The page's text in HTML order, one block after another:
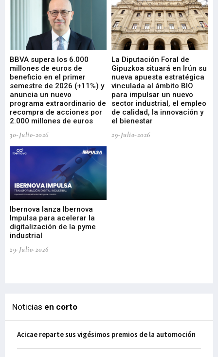
BBVA supera los 6.000
millones de euros de
beneficio en el primer
semestre de 2026 (+11%) y
anuncia un nuevo
programa extraordinario de
recompra de acciones por
2.000 millones de euros
30-Julio-2026
La Diputación Foral de
Gipuzkoa situará en Irún su
nueva apuesta estratégica
vinculada al ámbito BIO
para impulsar un nuevo
sector industrial, el empleo
de calidad, la innovación y
el bienestar
29-Julio-2026
Ibernova lanza Ibernova
Impulsa para acelerar la
digitalización de la pyme
industrial
29-Julio-2026
Noticias en corto
Acicae reparte sus vigésimos premios de la automoción